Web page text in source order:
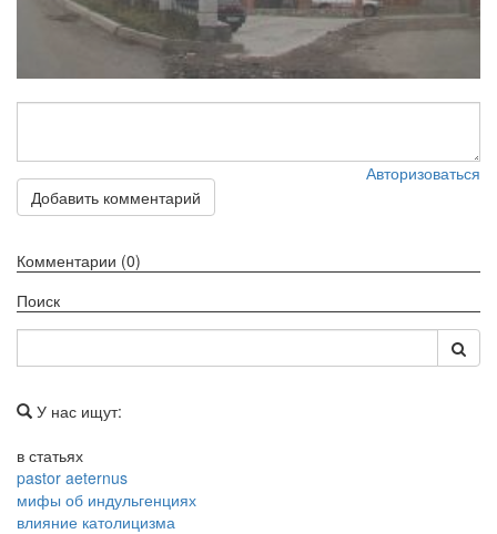
Авторизоваться
Добавить комментарий
Комментарии (0)
Поиск
У нас ищут:
в статьях
pastor aeternus
мифы об индульгенциях
влияние католицизма